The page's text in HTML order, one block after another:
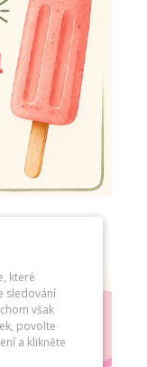
které
sledování
však
povolte
a klikněte